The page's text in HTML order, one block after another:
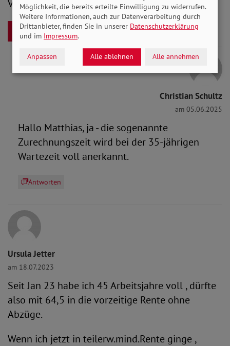
Vielen Dank und beste Grüße
Antworten
Christian Schultz
am 05.06.2025
Hallo Matthias, ja - die sogenannte
Zurechnungszeit wird bei der 35-jährigen
Wartezeit voll anerkannt.
Antworten
Ursula Jetter
am 18.07.2023
Seit Jan 23 habe ich 45 Arbeitsjahre voll , dürfte
also mit 64,5 in die vorzeitige Rente ohne
Abzüge.
Wenn ich jetzt in teilerw.mind.Rente ginge ,
Möglichkeit, die bereits erteilte Einwilligung zu widerrufen.
Weitere Informationen, auch zur Datenverarbeitung durch
Drittanbieter, finden Sie in unserer Datenschutzerklärung
und im Impressum.
Anpassen Alle ablehnen Alle annehmen